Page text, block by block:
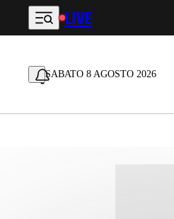
Vai al contenuto principale
LIVE
SABATO 8 AGOSTO 2026